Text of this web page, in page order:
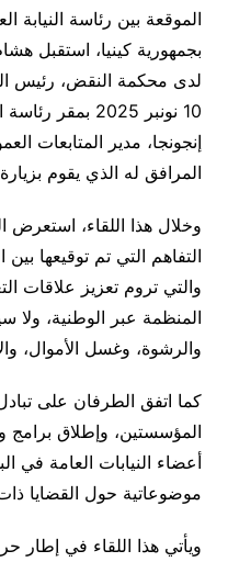
الموقعة بين رئاسة النيابة
بجمهورية كينيا، استقبل
لدى محكمة النقض، رئيس
10 نونبر 2025
إنجونجا، مدير المتابعات
المرافق له الذي يقوم
وخلال هذا اللقاء، استعرض
والتي تروم تعزيز علاقات
المنظمة عبر الوطنية، ولا
والرشوة، وغسل الأموال،
كما اتفق الطرفان على
المؤسستين، وإطلاق برامج
أعضاء النيابات العامة في
موضوعاتية حول القضايا
ويأتي هذا اللقاء في إطار